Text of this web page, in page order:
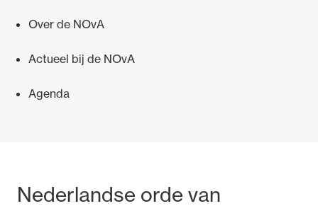
Over de NOvA
Actueel bij de NOvA
Agenda
Bezoek- en postadres
Nederlandse orde van